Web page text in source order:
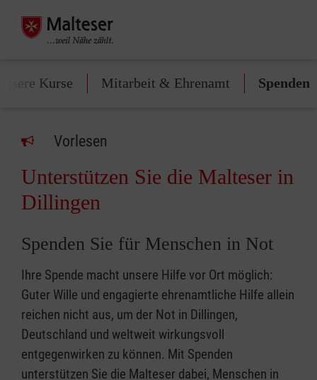
Kurse Mitarbeit & Ehrenamt Spenden
Vorlesen
Unterstützen Sie die Malteser in
Dillingen
Spenden Sie für Menschen in Not
Ihre Spende macht unsere Hilfe vor Ort möglich:
Guter Wille und engagierte ehrenamtliche Hilfe allein
reichen nicht aus, um der Not in Dillingen,
Deutschland und weltweit wirkungsvoll
entgegenwirken zu können. Mit Spenden
unterstützen Sie die Malteser dabei, Menschen in